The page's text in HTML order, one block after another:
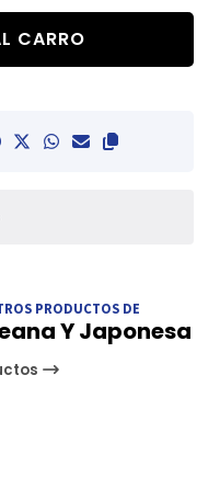
CARRO
PRODUCTOS DE
Y Japonesa